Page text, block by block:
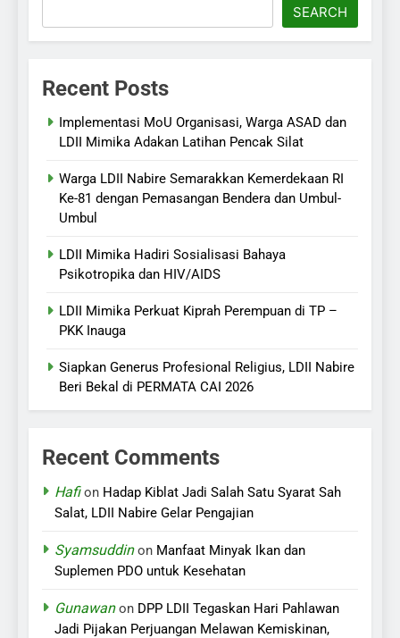
SEARCH
Recent Posts
Implementasi MoU Organisasi, Warga ASAD dan
LDII Mimika Adakan Latihan Pencak Silat
Warga LDII Nabire Semarakkan Kemerdekaan RI
Ke-81 dengan Pemasangan Bendera dan Umbul-
Umbul
LDII Mimika Hadiri Sosialisasi Bahaya
Psikotropika dan HIV/AIDS
LDII Mimika Perkuat Kiprah Perempuan di TP –
PKK Inauga
Siapkan Generus Profesional Religius, LDII Nabire
Beri Bekal di PERMATA CAI 2026
Recent Comments
Hafion Hadap Kiblat Jadi Salah Satu Syarat Sah
Salat, LDII Nabire Gelar Pengajian
Syamsuddinon Manfaat Minyak Ikan dan
Suplemen PDO untuk Kesehatan
Gunawanon DPP LDII Tegaskan Hari Pahlawan
Jadi Pijakan Perjuangan Melawan Kemiskinan,